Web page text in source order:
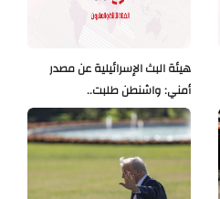
هيئة البث الإسرائيلية عن مصدر
أمني: واشنطن طلبت..